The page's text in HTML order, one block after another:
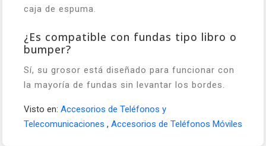
caja de espuma.
¿Es compatible con fundas tipo libro o
bumper?
Sí, su grosor está diseñado para funcionar con
la mayoría de fundas sin levantar los bordes.
Visto en: Accesorios de Teléfonos y
Telecomunicaciones , Accesorios de Teléfonos Móviles